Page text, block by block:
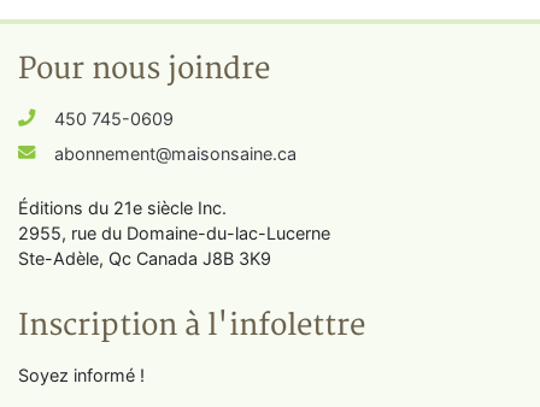
Pour nous joindre
450 745-0609
abonnement@maisonsaine.ca
Éditions du 21e siècle Inc.
2955, rue du Domaine-du-lac-Lucerne
Ste-Adèle, Qc Canada J8B 3K9
Inscription à l'infolettre
Soyez informé !